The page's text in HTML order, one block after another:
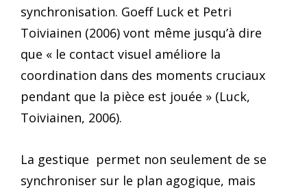
synchronisation. Goeff Luck et Petri
Toiviainen (2006) vont même jusqu’à dire
que « le contact visuel améliore la
coordination dans des moments cruciaux
pendant que la pièce est jouée » (Luck,
Toiviainen, 2006).
La gestique permet non seulement de se
synchroniser sur le plan agogique, mais